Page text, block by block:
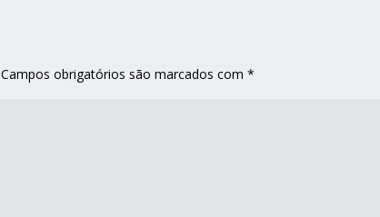
Campos obrigatórios são marcados com*